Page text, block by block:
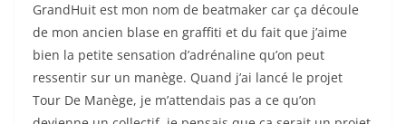
GrandHuit est mon nom de beatmaker car ça découle
de mon ancien blase en graffiti et du fait que j’aime
bien la petite sensation d’adrénaline qu’on peut
ressentir sur un manège. Quand j’ai lancé le projet
Tour De Manège, je m’attendais pas a ce qu’on